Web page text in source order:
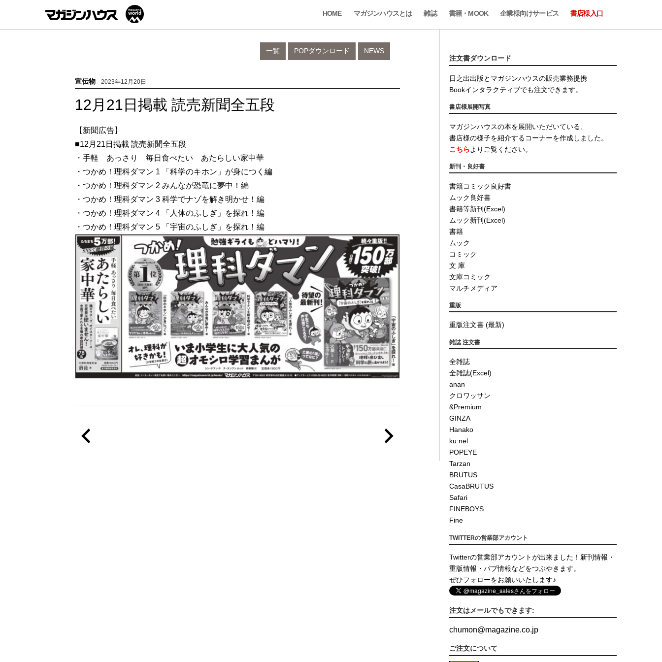
HOME マガジンハウスとは 雑誌 書籍・MOOK 企業様向けサービス 書店様入口
NEWS
POPダウンロード
一覧
宣伝物 - 2023年12月20日
12月21日掲載 読売新聞全五段
【新聞広告】
■12月21日掲載 読売新聞全五段
・手軽 あっさり 毎日食べたい あたらしい家中華
・つかめ！理科ダマン 1 「科学のキホン」が身につく編
・つかめ！理科ダマン 2 みんなが恐竜に夢中！編
・つかめ！理科ダマン 3 科学でナゾを解き明かせ！編
・つかめ！理科ダマン 4 「人体のふしぎ」を探れ！編
・つかめ！理科ダマン 5 「宇宙のふしぎ」を探れ！編
注文書ダウンロード
日之出出版とマガジンハウスの販売業務提携
Bookインタラクティブでも注文できます。
書店様展開写真
マガジンハウスの本を展開いただいている、
書店様の様子を紹介するコーナーを作成しました。
こちらよりご覧ください。
新刊・良好書
書籍コミック良好書
ムック良好書
書籍等新刊(Excel)
ムック新刊(Excel)
書籍
ムック
コミック
文 庫
文庫コミック
マルチメディア
重版
重版注文書 (最新)
雑誌 注文書
全雑誌
全雑誌(Excel)
anan
クロワッサン
&Premium
GINZA
Hanako
ku:nel
POPEYE
Tarzan
BRUTUS
CasaBRUTUS
Safari
FINEBOYS
Fine
TWITTERの営業部アカウント
Twitterの営業部アカウントが出来ました！新刊情報・
重版情報・パブ情報などをつぶやきます。
ぜひフォローをお願いいたします♪
注文はメールでもできます:
chumon@magazine.co.jp
ご注文について